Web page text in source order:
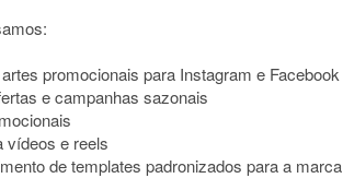
promocionais para Instagram e Facebook
e campanhas sazonais
vídeos e reels
de templates padronizados para a marca